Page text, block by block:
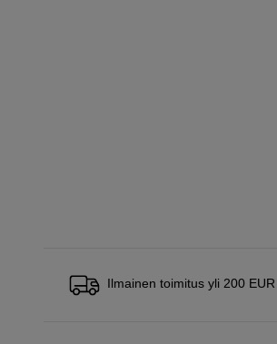
Ilmainen toimitus yli 200